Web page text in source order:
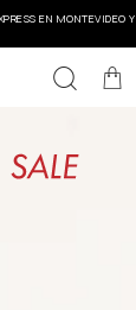
EN MONTEVIDEO Y